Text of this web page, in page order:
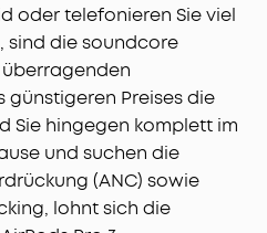
oder telefonieren Sie viel
sind die soundcore
überragenden
Preises die
Sie hingegen komplett im
und suchen die
(ANC) sowie
lohnt sich die